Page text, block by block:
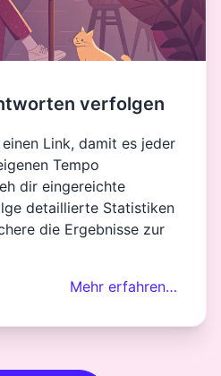
verfolgen
Link, damit es jeder
Tempo
dir eingereichte
detaillierte Statistiken
die Ergebnisse zur
Mehr erfahren…